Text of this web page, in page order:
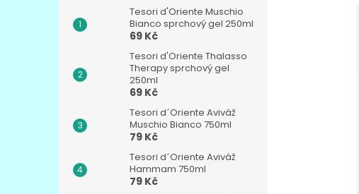
Tesori d'Oriente Muschio
Bianco sprchový gel 250ml
69 Kč
Tesori d'Oriente Thalasso
Therapy sprchový gel
250ml
69 Kč
Tesori d´Oriente Aviváž
Muschio Bianco 750ml
79 Kč
Tesori d´Oriente Aviváž
Hammam 750ml
79 Kč